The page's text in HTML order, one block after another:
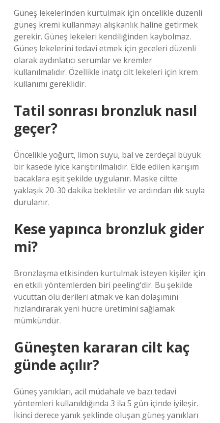
Güneş lekelerinden kurtulmak için öncelikle düzenli
güneş kremi kullanmayı alışkanlık haline getirmek
gerekir. Güneş lekeleri kendiliğinden kaybolmaz.
Güneş lekelerini tedavi etmek için geceleri düzenli
olarak aydınlatıcı serumlar ve kremler
kullanılmalıdır. Özellikle inatçı cilt lekeleri için krem ​​
kullanımı gereklidir.
Tatil sonrası bronzluk nasıl
geçer?
Öncelikle yoğurt, limon suyu, bal ve zerdeçal büyük
bir kasede iyice karıştırılmalıdır. Elde edilen karışım
bacaklara eşit şekilde uygulanır. Maske ciltte
yaklaşık 20-30 dakika bekletilir ve ardından ılık suyla
durulanır.
Kese yapınca bronzluk gider
mi?
Bronzlaşma etkisinden kurtulmak isteyen kişiler için
en etkili yöntemlerden biri peeling’dir. Bu şekilde
vücuttan ölü derileri atmak ve kan dolaşımını
hızlandırarak yeni hücre üretimini sağlamak
mümkündür.
Güneşten kararan cilt kaç
günde açılır?
Güneş yanıkları, acil müdahale ve bazı tedavi
yöntemleri kullanıldığında 3 ila 5 gün içinde iyileşir.
İkinci derece yanık şeklinde oluşan güneş yanıkları